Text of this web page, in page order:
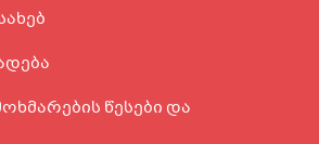
წესები და